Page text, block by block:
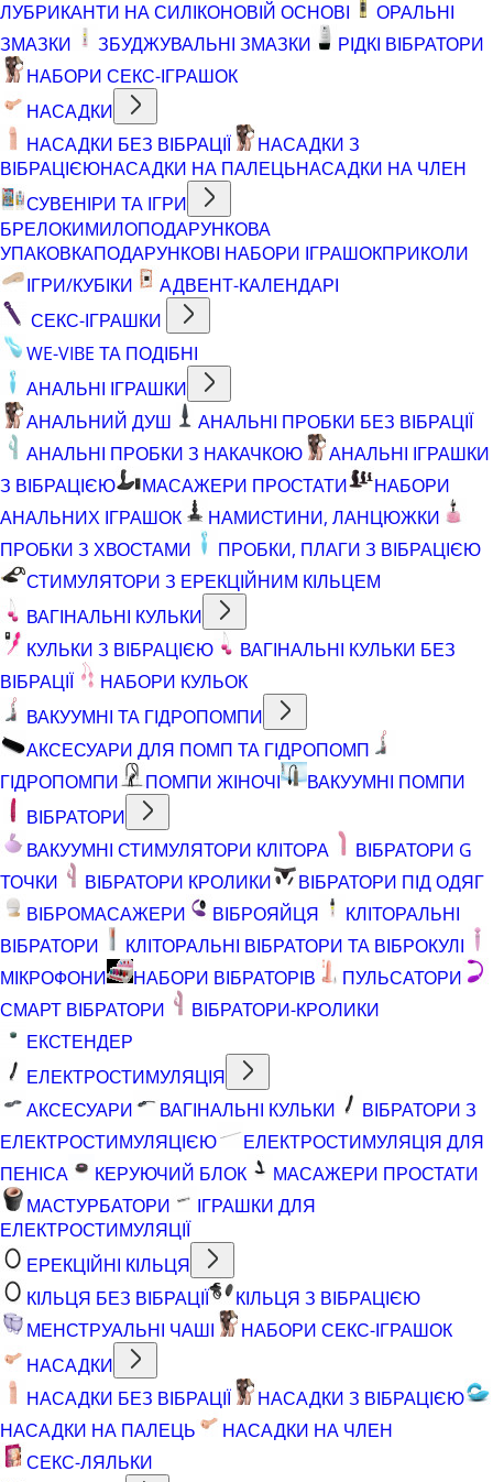
ЛУБРИКАНТИ НА СИЛІКОНОВІЙ ОСНОВІ
ОРАЛЬНІ
ЗМАЗКИ
ЗБУДЖУВАЛЬНІ ЗМАЗКИ
РІДКІ ВІБРАТОРИ
НАБОРИ СЕКС-ІГРАШОК
НАСАДКИ
НАСАДКИ БЕЗ ВІБРАЦІЇ
НАСАДКИ З
ВІБРАЦІЄЮНАСАДКИ НА ПАЛЕЦЬНАСАДКИ НА ЧЛЕН
СУВЕНІРИ ТА ІГРИ
БРЕЛОКИМИЛОПОДАРУНКОВА
УПАКОВКАПОДАРУНКОВІ НАБОРИ ІГРАШОКПРИКОЛИ
ІГРИ/КУБІКИ
АДВЕНТ-КАЛЕНДАРІ
СЕКС-ІГРАШКИ
WE-VIBE ТА ПОДІБНІ
АНАЛЬНІ ІГРАШКИ
АНАЛЬНИЙ ДУШ
АНАЛЬНІ ПРОБКИ БЕЗ ВІБРАЦІЇ
АНАЛЬНІ ПРОБКИ З НАКАЧКОЮ
АНАЛЬНІ ІГРАШКИ
З ВІБРАЦІЄЮ
МАСАЖЕРИ ПРОСТАТИ
НАБОРИ
АНАЛЬНИХ ІГРАШОК
НАМИСТИНИ, ЛАНЦЮЖКИ
ПРОБКИ З ХВОСТАМИ
ПРОБКИ, ПЛАГИ З ВІБРАЦІЄЮ
СТИМУЛЯТОРИ З ЕРЕКЦІЙНИМ КІЛЬЦЕМ
ВАГІНАЛЬНІ КУЛЬКИ
КУЛЬКИ З ВІБРАЦІЄЮ
ВАГІНАЛЬНІ КУЛЬКИ БЕЗ
ВІБРАЦІЇ
НАБОРИ КУЛЬОК
ВАКУУМНІ ТА ГІДРОПОМПИ
АКСЕСУАРИ ДЛЯ ПОМП ТА ГІДРОПОМП
ГІДРОПОМПИ
ПОМПИ ЖІНОЧІ
ВАКУУМНІ ПОМПИ
ВІБРАТОРИ
ВАКУУМНІ СТИМУЛЯТОРИ КЛІТОРА
ВІБРАТОРИ G
ТОЧКИ
ВІБРАТОРИ КРОЛИКИ
ВІБРАТОРИ ПІД ОДЯГ
ВІБРОМАСАЖЕРИ
ВІБРОЯЙЦЯ
КЛІТОРАЛЬНІ
ВІБРАТОРИ
КЛІТОРАЛЬНІ ВІБРАТОРИ ТА ВІБРОКУЛІ
МІКРОФОНИ
НАБОРИ ВІБРАТОРІВ
ПУЛЬСАТОРИ
СМАРТ ВІБРАТОРИ
ВІБРАТОРИ-КРОЛИКИ
ЕКСТЕНДЕР
ЕЛЕКТРОСТИМУЛЯЦІЯ
АКСЕСУАРИ
ВАГІНАЛЬНІ КУЛЬКИ
ВІБРАТОРИ З
ЕЛЕКТРОСТИМУЛЯЦІЄЮ
ЕЛЕКТРОСТИМУЛЯЦІЯ ДЛЯ
ПЕНІСА
КЕРУЮЧИЙ БЛОК
МАСАЖЕРИ ПРОСТАТИ
МАСТУРБАТОРИ
ІГРАШКИ ДЛЯ
ЕЛЕКТРОСТИМУЛЯЦІЇ
ЕРЕКЦІЙНІ КІЛЬЦЯ
КІЛЬЦЯ БЕЗ ВІБРАЦІЇ
КІЛЬЦЯ З ВІБРАЦІЄЮ
МЕНСТРУАЛЬНІ ЧАШІ
НАБОРИ СЕКС-ІГРАШОК
НАСАДКИ
НАСАДКИ БЕЗ ВІБРАЦІЇ
НАСАДКИ З ВІБРАЦІЄЮ
НАСАДКИ НА ПАЛЕЦЬ
НАСАДКИ НА ЧЛЕН
СЕКС-ЛЯЛЬКИ